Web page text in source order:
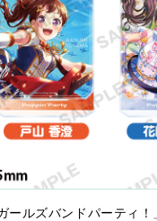
ルズバンドパーティ！